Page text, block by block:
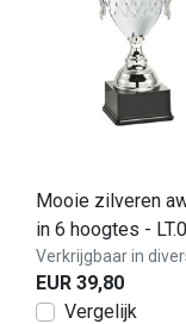
Mooie zilveren
in 6 hoogtes -
EUR 39,80
Vergelijk